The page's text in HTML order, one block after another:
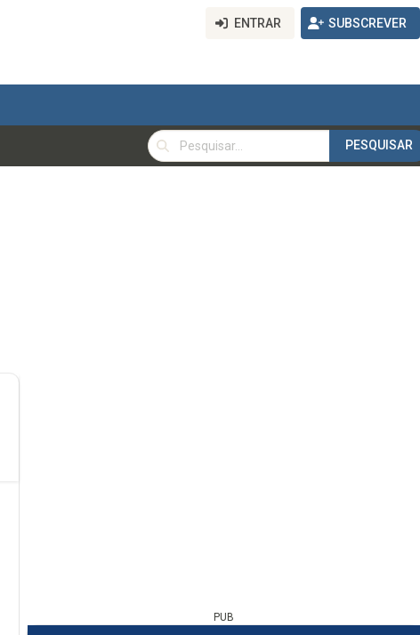
ENTRAR SUBSCREVER
PESQUISAR
PESQUISAR
PUB